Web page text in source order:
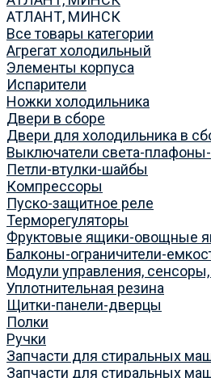
АТЛАНТ, МИНСК
Все товары категории
Агрегат холодильный
Элементы корпуса
Испарители
Ножки холодильника
Двери в сборе
Двери для холодильника в
Выключатели света-
Петли-втулки-шайбы
Компрессоры
Пуско-защитное реле
Терморегуляторы
Фруктовые ящики-овощные
Балконы-ограничители-
Модули управления,
Уплотнительная резина
Щитки-панели-дверцы
Полки
Ручки
Запчасти для стиральных
Запчасти для стиральных